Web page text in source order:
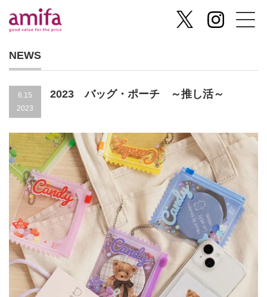
NEWS
6.15
2023
2023 バッグ・ポーチ ～推し活～